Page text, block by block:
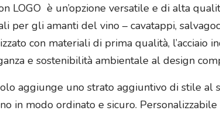
LOGO è un’opzione versatile e di alta
per gli amanti del vino – cavatappi,
con materiali di prima qualità, l’acciaio
e sostenibilità ambientale al design
aggiunge uno strato aggiuntivo di stile al
in modo ordinato e sicuro.